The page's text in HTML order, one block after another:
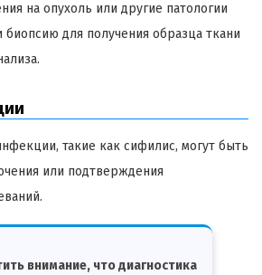
на опухоль или другие патологии
для получения образца ткани
такие как сифилис, могут быть
или подтверждения
внимание, что диагностика